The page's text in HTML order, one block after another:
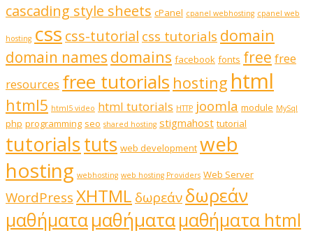
cascading style sheets cPanel cpanel webhosting cpanel web
hosting css css-tutorial css tutorials domain
domain names domains facebook fonts free free
resources free tutorials hosting html
html5 html5 video html tutorials HTTP joomla module MySql
php programming seo shared hosting stigmahost tutorial
tutorialstuts web development web
hosting webhosting web hosting Providers Web Server
WordPressXHTML δωρεάνδωρεάν
μαθήματαμαθήματαμαθήματα html